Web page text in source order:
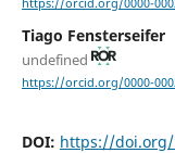
https://orcid.org/0000-
Tiago Fensterseifer
undefined
https://orcid.org/0000-
DOI: https://doi.org/